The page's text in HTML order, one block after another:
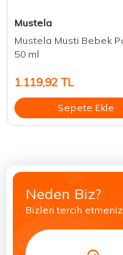
Mustela
Mustela Musti Bebek
50 ml
1.119,92 TL
Sepete Ekle
Neden Biz?
Bizleri tercih